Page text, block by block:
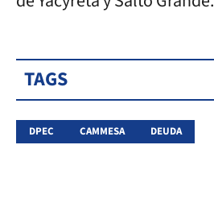
TAGS
DPEC CAMMESA DEUDA